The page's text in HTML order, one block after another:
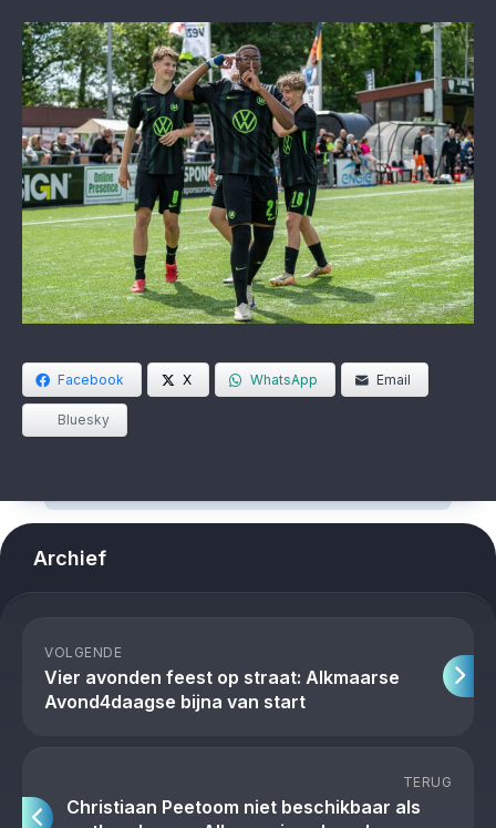
Facebook X WhatsApp Email
Bluesky
Archief
VOLGENDE
Vier avonden feest op straat: Alkmaarse
Avond4daagse bijna van start
TERUG
Christiaan Peetoom niet beschikbaar als